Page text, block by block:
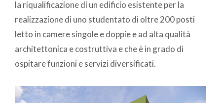
la riqualificazione di un edificio esistente per la
realizzazione di uno studentato di oltre 200 posti
letto in camere singole e doppie e ad alta qualità
architettonica e costruttiva e che è in grado di
ospitare funzioni e servizi diversificati.